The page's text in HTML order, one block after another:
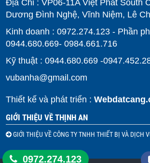
0972.274.123
Địa Chỉ : VP06-11A Việt Phát South
Dương Đình Nghệ, Vĩnh Niệm, Lê
Kinh doanh : 0972.274.123 - Phần
0944.680.669- 0984.661.716
Kỹ thuật : 0944.680.669 -
vubanha@gmail.com
Thiết kế và phát triển :
GIỚI THIỆU VỀ THỊNH AN
GIỚI THIỆU VỀ CÔNG TY TNHH THIẾT BỊ VÀ DỊCH